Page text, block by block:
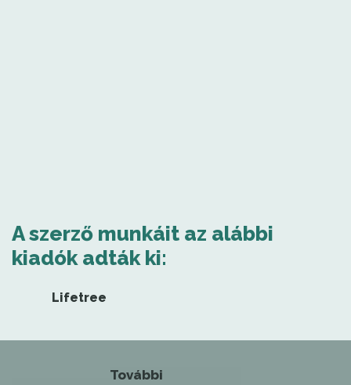
A szerző munkáit az alábbi
kiadók adták ki:
Lifetree
További